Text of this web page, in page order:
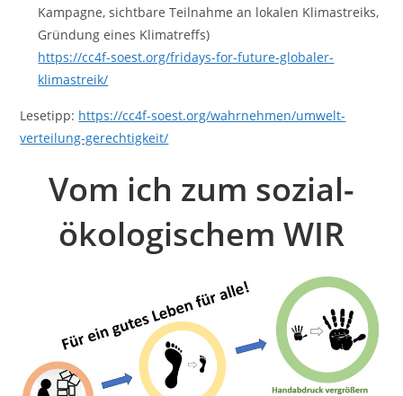
Kampagne, sichtbare Teilnahme an lokalen Klimastreiks,
Gründung eines Klimatreffs)
https://cc4f-soest.org/fridays-for-future-globaler-
klimastreik/
Lesetipp: https://cc4f-soest.org/wahrnehmen/umwelt-
verteilung-gerechtigkeit/
Vom ich zum sozial-
ökologischem WIR